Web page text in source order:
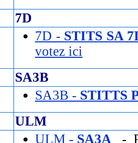
7D
7D - STITS SA
votez ici
SA3B
SA3B - STITTS
ULM
ULM - SA3A -